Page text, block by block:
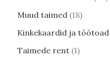
Muud taimed 18
Kinkekaardid ja töötoad
Taimede rent 1